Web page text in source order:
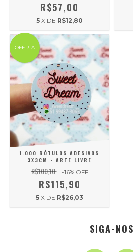
R$57,00
5 X DE R$12,80
OFERTA
1.000 RÓTULOS ADESIVOS
3X3CM - ARTE LIVRE
R$100,10 -16% OFF
R$115,90
5 X DE R$26,03
SIGA-NOS